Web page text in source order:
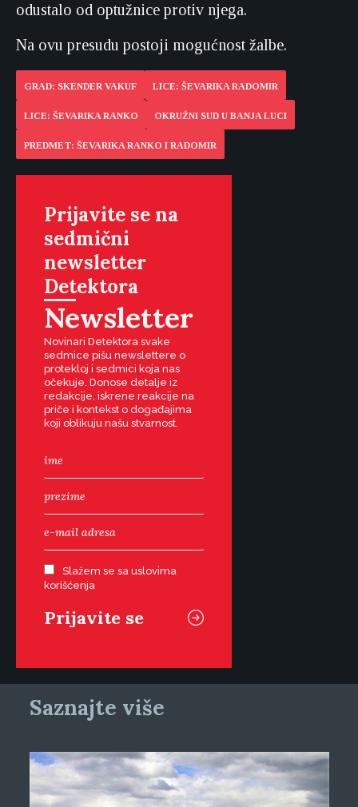
odustalo od optužnice protiv njega.
Na ovu presudu postoji mogućnost žalbe.
GRAD: SKENDER VAKUF LICE: ŠEVARIKA RADOMIR
LICE: ŠEVARIKA RANKO OKRUŽNI SUD U BANJA LUCI
PREDMET: ŠEVARIKA RANKO I RADOMIR
Prijavite se na
sedmični
newsletter
Detektora
Newsletter
Novinari Detektora svake
sedmice pišu newslettere o
protekloj i sedmici koja nas
očekuje. Donose detalje iz
redakcije, iskrene reakcije na
priče i kontekst o događajima
koji oblikuju našu stvarnost.
Slažem se sa uslovima
korišćenja
Saznajte više